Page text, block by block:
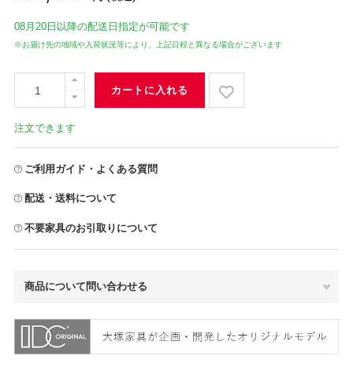
08月20日 以降の配送日指定が可能です
※お届け先の地域や入荷状況等により、上記日程と異なる場合がございます
カートに入れる
注文できます
ご利用ガイド・よくある質問
配送・送料について
不要家具のお引取りについて
商品について問い合わせる